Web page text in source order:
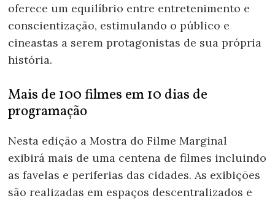
oferece um equilíbrio entre entretenimento e
conscientização, estimulando o público e
cineastas a serem protagonistas de sua própria
história.
Mais de 100 filmes em 10 dias de
programação
Nesta edição a Mostra do Filme Marginal
exibirá mais de uma centena de filmes incluindo
as favelas e periferias das cidades. As exibições
são realizadas em espaços descentralizados e